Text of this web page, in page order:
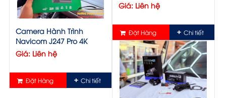
Camera Hành Trình
Navicom J247 Pro 4K
Giá: Liên hệ
Đặt Hàng Chi tiết
Giá: Liên hệ
Đặt Hàng Chi tiết